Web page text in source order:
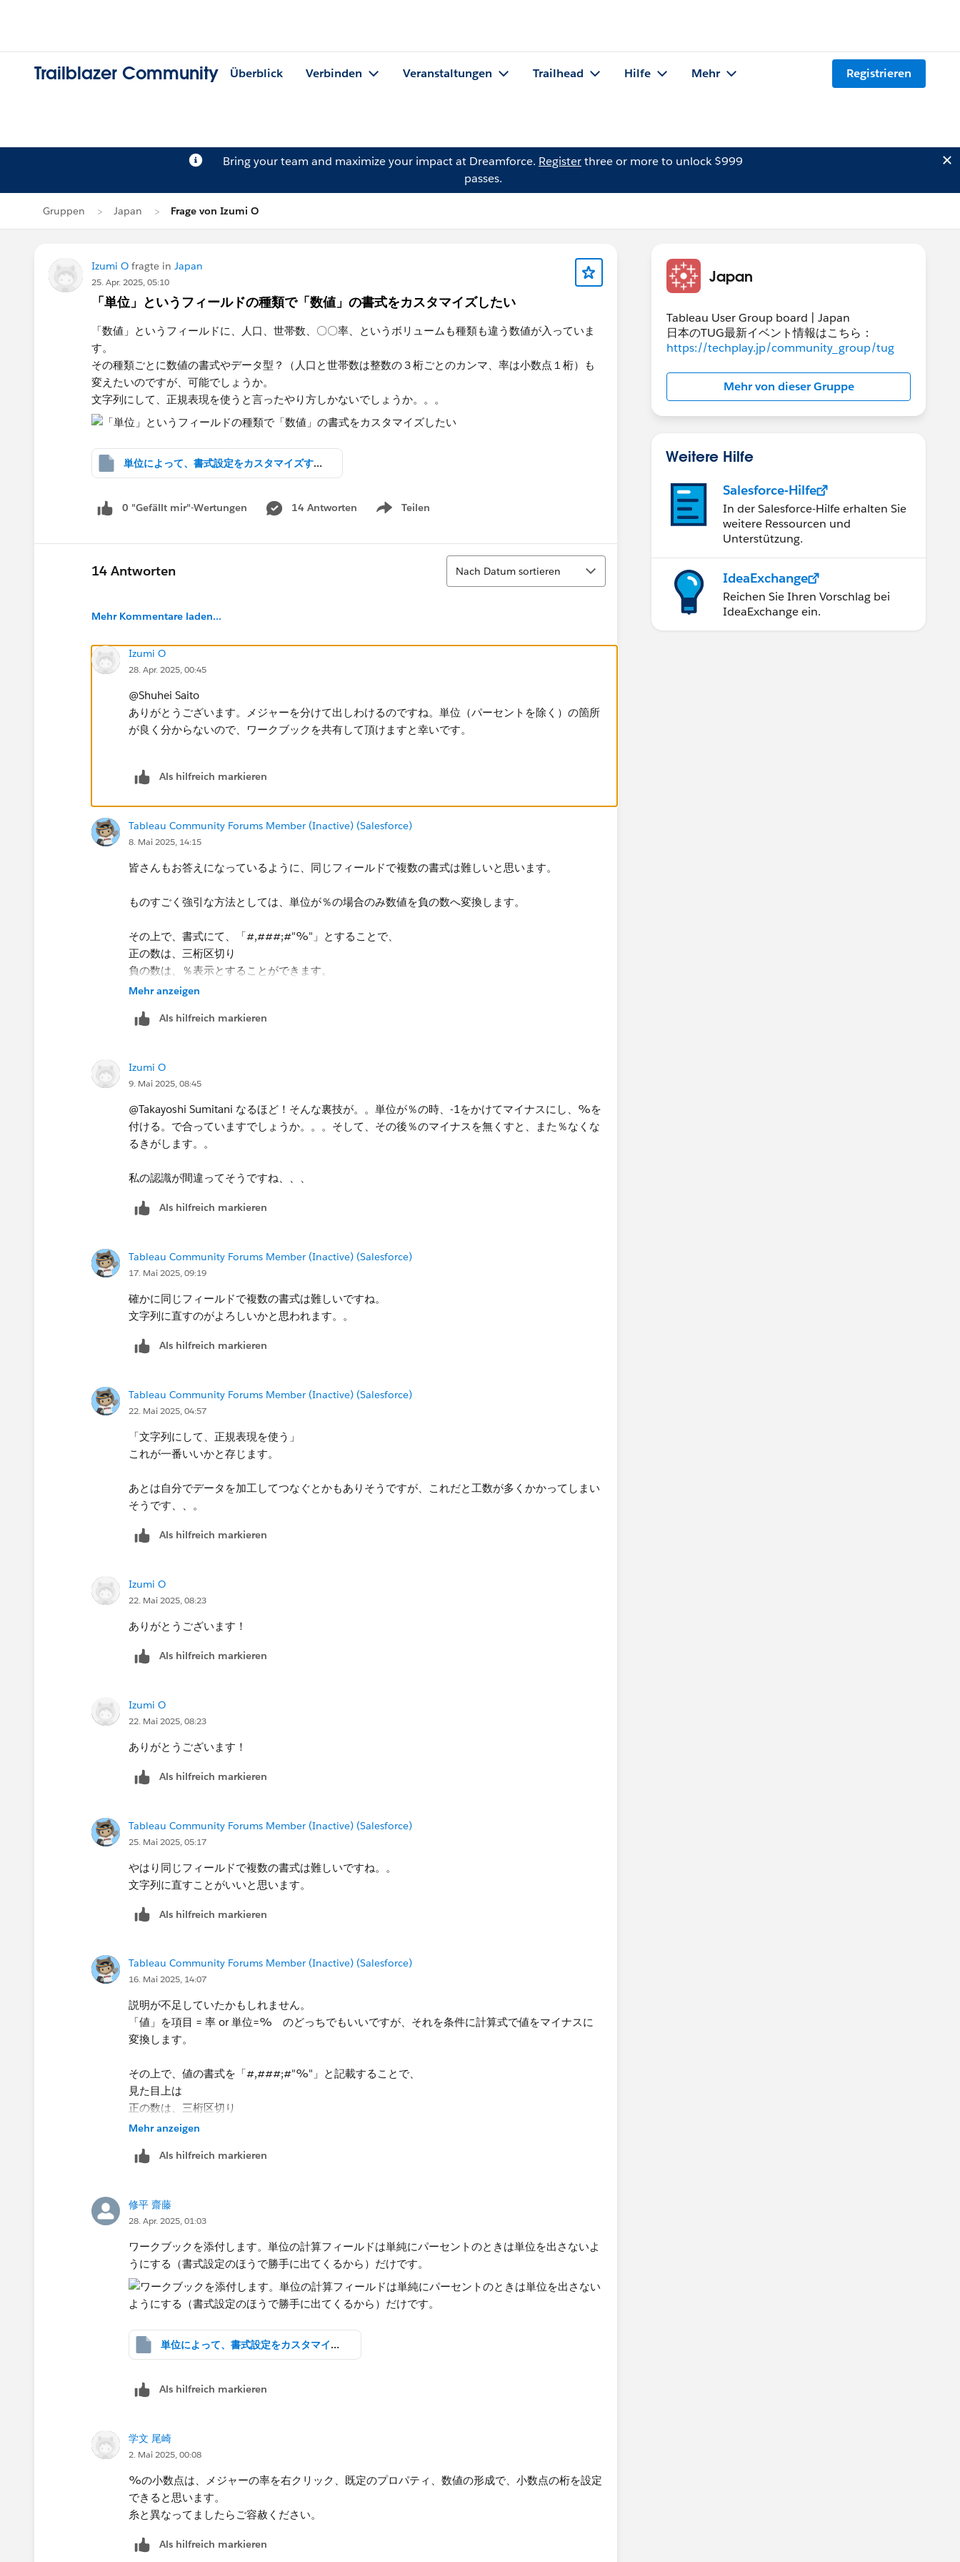
Trailblazer Community Überblick Verbinden Veranstaltungen Trailhead Hilfe Mehr Registrieren
Bring your team and maximize your impact at Dreamforce. Registerthree or more to unlock $999
passes.
Gruppen Japan Frage von Izumi O
Izumi O fragte in Japan
25. Apr. 2025, 05:10
「単位」というフィールドの種類で「数値」の書式をカスタマイズしたい
「数値」というフィールドに、人口、世帯数、〇〇率、というボリュームも種類も違う数値が入っていま
す。
その種類ごとに数値の書式やデータ型？（人口と世帯数は整数の３桁ごとのカンマ、率は小数点１桁）​も
変えたいのですが、可能でしょうか。
文字列にして、​正規表現を使うと言ったやり方しかないでしょうか。。。
単位によって、書式設定をカスタマイズする.twbx
0 "Gefällt mir"-Wertungen 14 Antworten Teilen
Show menu
14 Antworten
Sortieren
Nach Datum sortieren
Mehr Kommentare laden...
Izumi O
28. Apr. 2025, 00:45
@Shuhei Saito​
ありがとうございます。メジャーを分けて出しわけるのですね。単位（パーセントを除く）の箇所
が良く分からないので、ワークブックを共有して頂けますと幸いです。
Als hilfreich markieren
Tableau Community Forums Member (Inactive) (Salesforce)
8. Mai 2025, 14:15
皆さんもお答えになっているように、同じフィールドで複数の書式は難しいと思います。
ものすごく強引な方法としては、単位が％の場合のみ数値を負の数へ変換します。
その上で、書式にて、「#,###;#"%"」とすることで、
正の数は、三桁区切り
負の数は、％表示とすることができます。
Mehr anzeigen
Als hilfreich markieren
Izumi O
9. Mai 2025, 08:45
@Takayoshi Sumitani​ なるほど！そんな裏技が。。単位が％の時、-1をかけてマイナスにし、%を
付ける。で合っていますでしょうか。。。そして、その後％のマイナスを無くすと、また％なくな
るきがします。。
私の認識が間違ってそうですね、、、​
Als hilfreich markieren
Tableau Community Forums Member (Inactive) (Salesforce)
17. Mai 2025, 09:19
確かに同じフィールドで複数の書式は難しいですね。
文字列に直すのがよろしいかと思われます。。
Als hilfreich markieren
Tableau Community Forums Member (Inactive) (Salesforce)
22. Mai 2025, 04:57
「文字列にして、正規表現を使う」
これが一番いいかと存じます。
あとは自分でデータを加工してつなぐとかもありそうですが、これだと工数が多くかかってしまい
そうです、、。
Als hilfreich markieren
Izumi O
22. Mai 2025, 08:23
ありがとうございます！
Als hilfreich markieren
Izumi O
22. Mai 2025, 08:23
ありがとうございます！
Als hilfreich markieren
Tableau Community Forums Member (Inactive) (Salesforce)
25. Mai 2025, 05:17
やはり同じフィールドで複数の書式は難しいですね。。
文字列に直すことがいいと思います。
Als hilfreich markieren
Tableau Community Forums Member (Inactive) (Salesforce)
16. Mai 2025, 14:07
説明が不足していたかもしれません。
「値」を項目 = 率 or 単位=% のどっちでもいいですが、それを条件に計算式で値をマイナスに
変換します。
その上で、値の書式を「#,###;#"%"」と記載することで、
見た目上は
正の数は、三桁区切り
負の数は、％表示
Mehr anzeigen
Als hilfreich markieren
修平 齋藤
28. Apr. 2025, 01:03
ワークブックを添付します。単位の計算フィールドは​単純にパーセントのときは単位を出さないよ
うにする（書式設定のほうで勝手に出てくるから）だけです。
単位によって、書式設定をカスタマイズする_ss1.twbx
Als hilfreich markieren
学文 尾崎
2. Mai 2025, 00:08
%の小数点は、メジャーの率を右クリック、既定のプロパティ、数値の形成で、小数点の桁を設定
できると思います。
糸と異なってましたらご容赦ください。
Als hilfreich markieren
Japan
Tableau User Group board | Japan
日本のTUG最新イベント情報はこちら：
https://techplay.jp/community_group/tug
Mehr von dieser Gruppe
Weitere Hilfe
Salesforce-Hilfe
In der Salesforce-Hilfe erhalten Sie
weitere Ressourcen und
Unterstützung.
IdeaExchange
Reichen Sie Ihren Vorschlag bei
IdeaExchange ein.